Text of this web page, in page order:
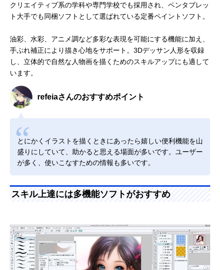
クリエイティブ系の学科や専門学校でも採用され、ペンタブレッ
ト大手でも同梱ソフトとして選ばれている定番ペイントソフト。
油彩、水彩、アニメ調など多彩な表現を可能にする機能に加え、
手ぶれ補正により描き心地をサポート。3Dデッサン人形を収録
し、立体的で自然な人物画を描くためのスキルアップにも適して
います。
refeiaさんのおすすめポイント
とにかくイラストを描くときにあったら嬉しい便利機能を山
盛りにしていて、助かると思える場面が多いです。ユーザー
が多く、使いこなすための情報も多いです。
スキル上達には多機能ソフトがおすすめ